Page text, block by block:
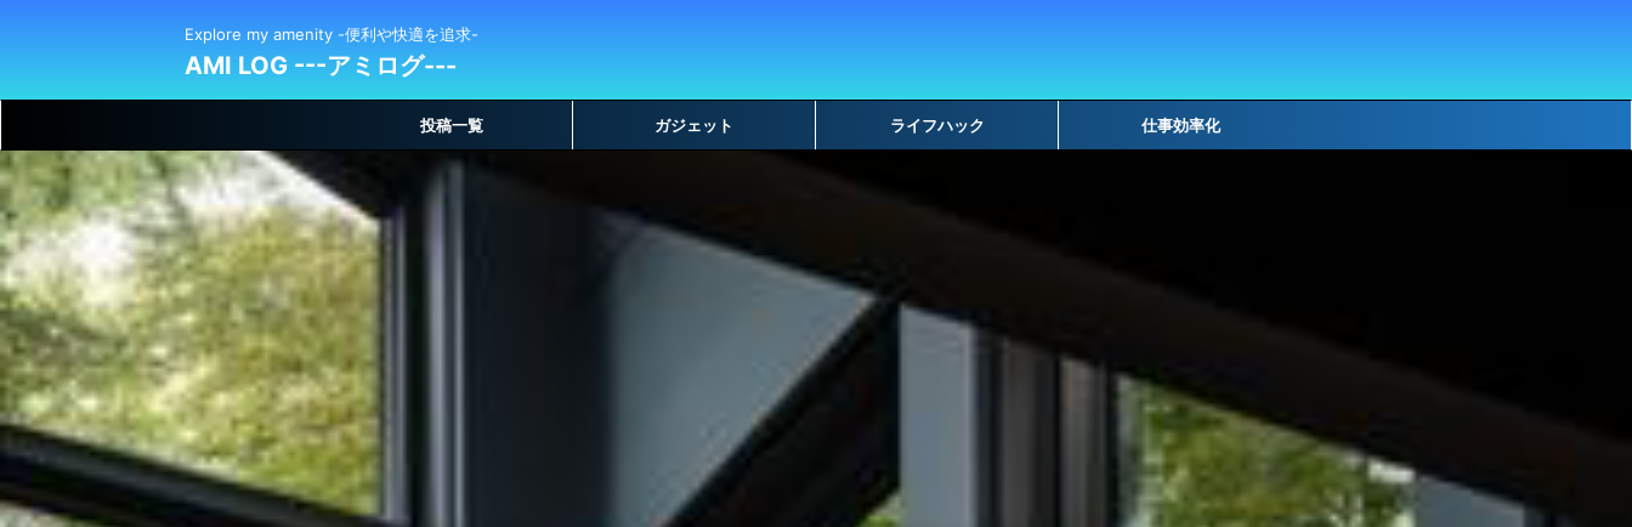
Explore my amenity -便利や快適を追求-
AMI LOG ---アミログ---
投稿一覧 ガジェット ライフハック 仕事効率化